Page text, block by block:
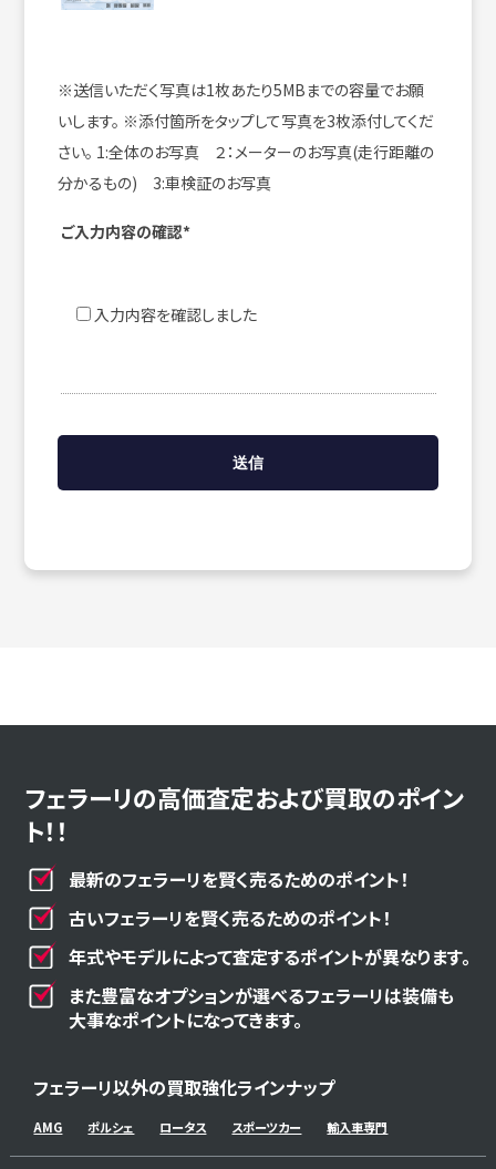
※送信いただく写真は1枚あたり5MBまでの容量でお願
いします。 ※添付箇所をタップして写真を3枚添付してくだ
さい。 1:全体のお写真 ２：メーターのお写真(走行距離の
分かるもの) 3:車検証のお写真
ご入力内容の確認*
入力内容を確認しました
フェラーリの高価査定および買取のポイン
ト！！
最新のフェラーリを賢く売るためのポイント！
古いフェラーリを賢く売るためのポイント！
年式やモデルによって査定するポイントが異なります。
また豊富なオプションが選べるフェラーリは装備も
大事なポイントになってきます。
フェラーリ以外の買取強化ラインナップ
AMG ポルシェ ロータス スポーツカー 輸入車専門